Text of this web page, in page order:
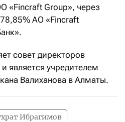
«Fincraft Group», через
АО «Fincraft
совет директоров
является учредителем
Валиханова в Алматы.
Ибрагимов